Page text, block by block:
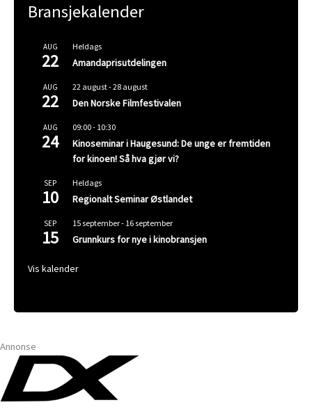
Bransjekalender
AUG
22
Heldags
Amandaprisutdelingen
AUG
22
22 august-28 august
Den Norske Filmfestivalen
AUG
24
09:00- 10:30
Kinoseminar i Haugesund: De unge er fremtiden
for kinoen! Så hva gjør vi?
SEP
10
Heldags
Regionalt Seminar Østlandet
SEP
15
15 september- 16 september
Grunnkurs for nye i kinobransjen
Vis kalender
Annonse